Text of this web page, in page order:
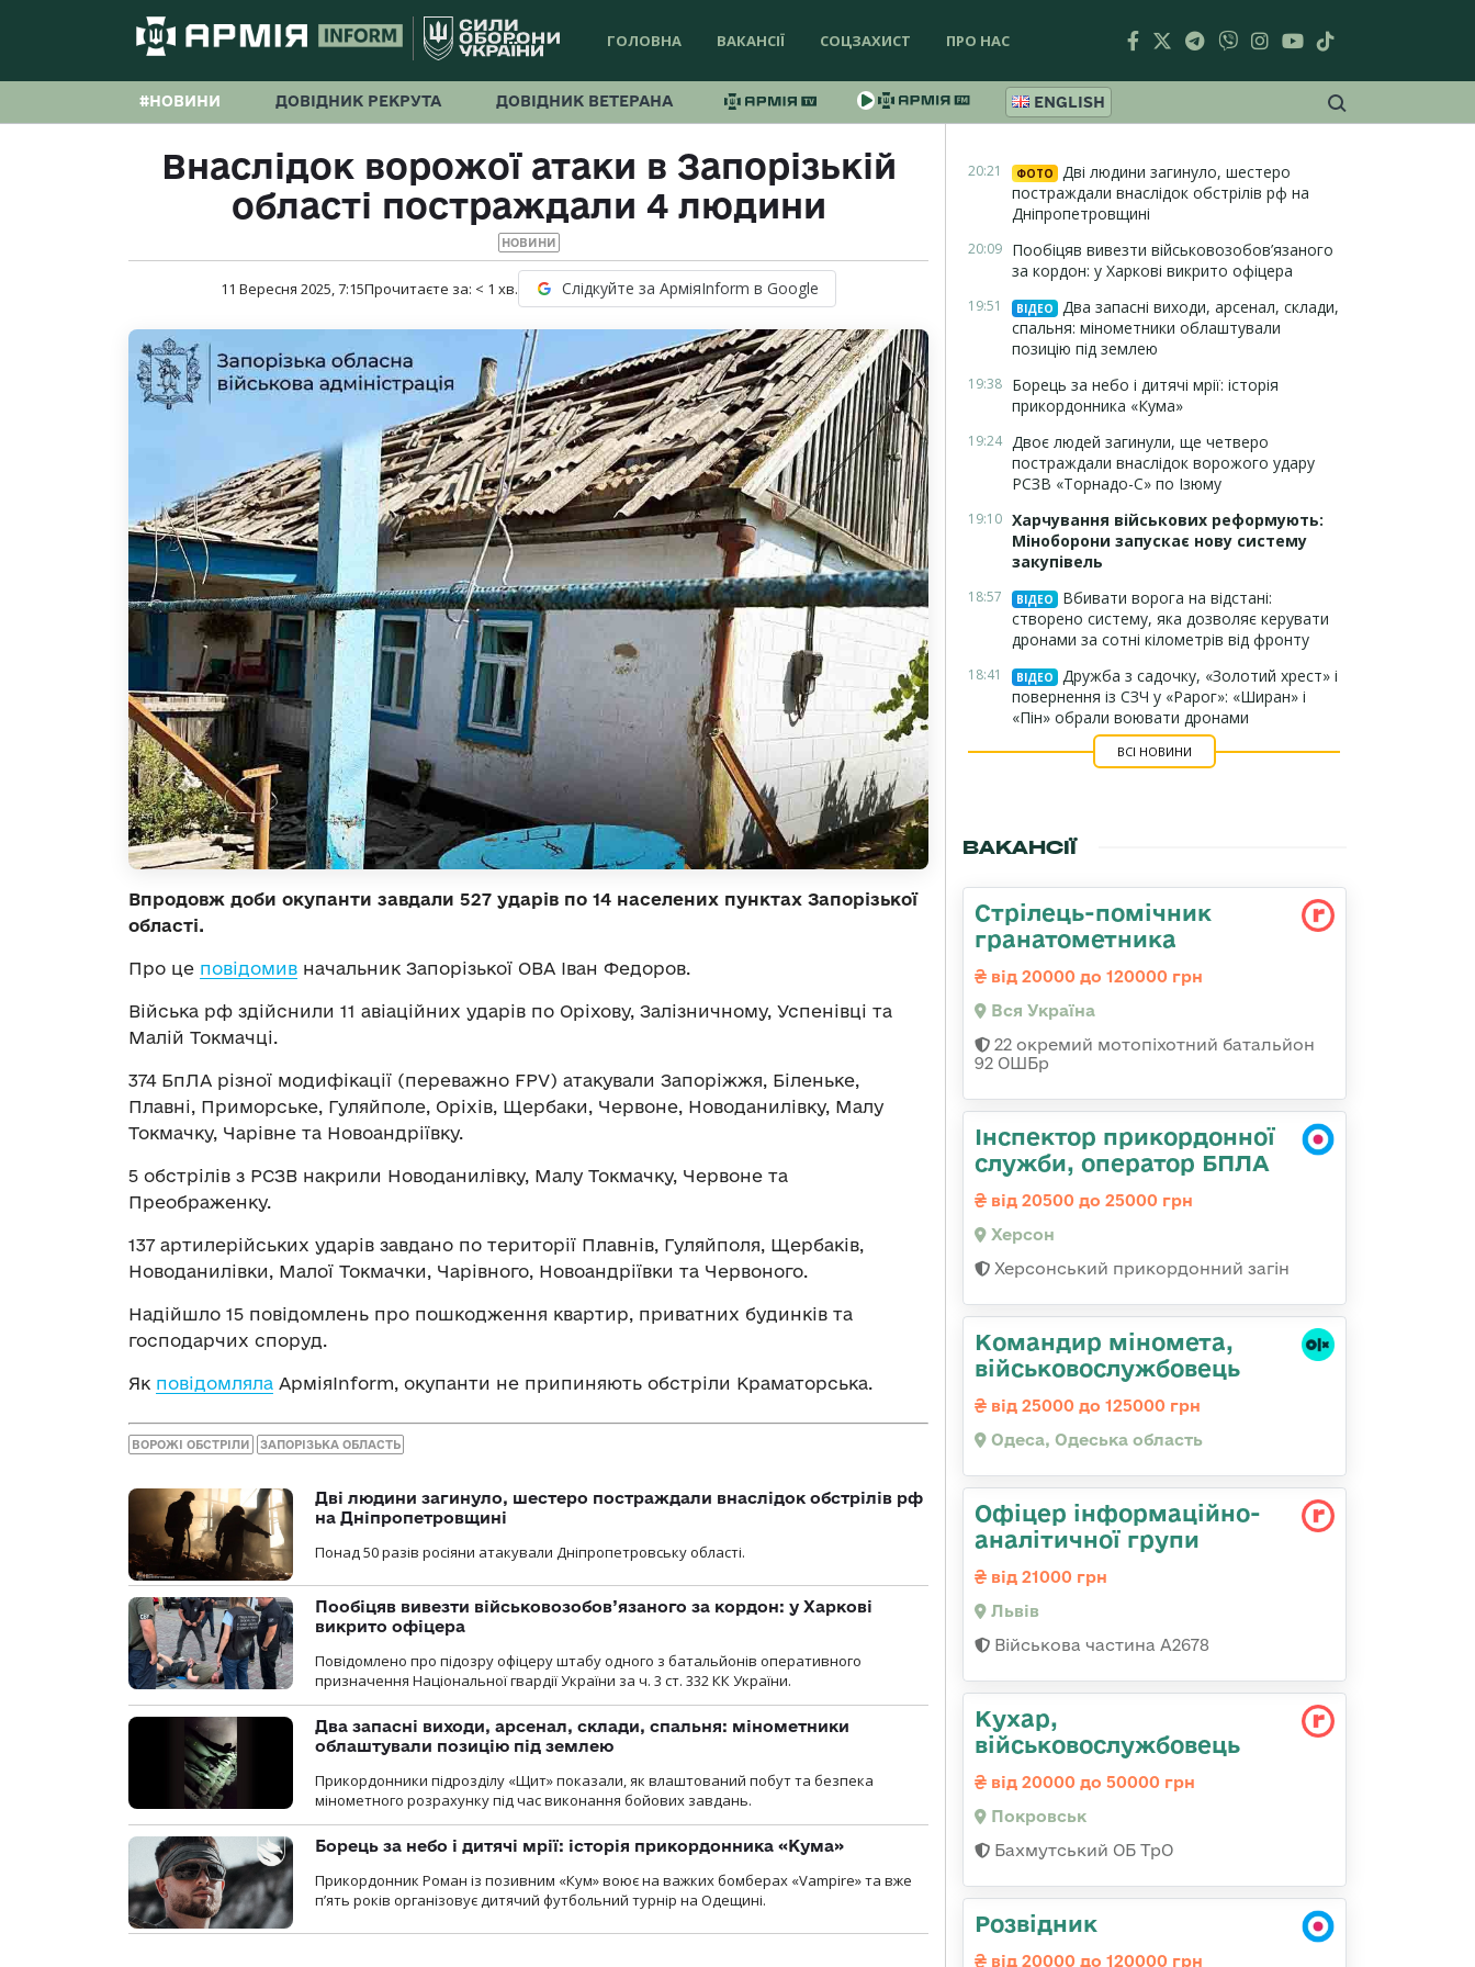
ГОЛОВНА ВАКАНСІЇ СОЦЗАХИСТ ПРО НАС
#НОВИНИ ДОВІДНИК РЕКРУТА ДОВІДНИК ВЕТЕРАНА ENGLISH
Внаслідок ворожої атаки в Запорізькій
області постраждали 4 людини
НОВИНИ
11 Вересня 2025, 7:15Прочитаєте за: < 1 хв. Слідкуйте за АрміяInform в Google
Впродовж доби окупанти завдали 527 ударів по 14 населених пунктах Запорізької
області.
Про це повідомив начальник Запорізької ОВА Іван Федоров.
Війська рф здійснили 11 авіаційних ударів по Оріхову, Залізничному, Успенівці та
Малій Токмачці.
374 БпЛА різної модифікації (переважно FPV) атакували Запоріжжя, Біленьке,
Плавні, Приморське, Гуляйполе, Оріхів, Щербаки, Червоне, Новоданилівку, Малу
Токмачку, Чарівне та Новоандріївку.
5 обстрілів з РСЗВ накрили Новоданилівку, Малу Токмачку, Червоне та
Преображенку.
137 артилерійських ударів завдано по території Плавнів, Гуляйполя, Щербаків,
Новоданилівки, Малої Токмачки, Чарівного, Новоандріївки та Червоного.
Надійшло 15 повідомлень про пошкодження квартир, приватних будинків та
господарчих споруд.
Як повідомляла АрміяInform, окупанти не припиняють обстріли Краматорська.
ВОРОЖІ ОБСТРІЛИ ЗАПОРІЗЬКА ОБЛАСТЬ
Дві людини загинуло, шестеро постраждали внаслідок обстрілів рф
на Дніпропетровщині
Понад 50 разів росіяни атакували Дніпропетровську області.
Пообіцяв вивезти військовозобов’язаного за кордон: у Харкові
викрито офіцера
Повідомлено про підозру офіцеру штабу одного з батальйонів оперативного
призначення Національної гвардії України за ч. 3 ст. 332 КК України.
Два запасні виходи, арсенал, склади, спальня: мінометники
облаштували позицію під землею
Прикордонники підрозділу «Щит» показали, як влаштований побут та безпека
мінометного розрахунку під час виконання бойових завдань.
Борець за небо і дитячі мрії: історія прикордонника «Кума»
Прикордонник Роман із позивним «Кум» воює на важких бомберах «Vampire» та вже
п’ять років організовує дитячий футбольний турнір на Одещині.
20:21 ФОТО
Дві людини загинуло, шестеро
постраждали внаслідок обстрілів рф на
Дніпропетровщині
20:09 Пообіцяв вивезти військовозобов’язаного
за кордон: у Харкові викрито офіцера
19:51 ВІДЕО
Два запасні виходи, арсенал, склади,
спальня: мінометники облаштували
позицію під землею
19:38 Борець за небо і дитячі мрії: історія
прикордонника «Кума»
19:24 Двоє людей загинули, ще четверо
постраждали внаслідок ворожого удару
РСЗВ «Торнадо-С» по Ізюму
19:10 Харчування військових реформують:
Міноборони запускає нову систему
закупівель
18:57 ВІДЕО
Вбивати ворога на відстані:
створено систему, яка дозволяє керувати
дронами за сотні кілометрів від фронту
18:41 ВІДЕО
Дружба з садочку, «Золотий хрест» і
повернення із СЗЧ у «Рарог»: «Ширан» і
«Пін» обрали воювати дронами
ВСІ НОВИНИ
ВАКАНСІЇ
Стрілець-помічник
гранатометника
від 20000 до 120000 грн
Вся Україна
22 окремий мотопіхотний батальйон
92 ОШБр
Інспектор прикордонної
служби, оператор БПЛА
від 20500 до 25000 грн
Херсон
Херсонський прикордонний загін
Командиp міномета,
військовослужбовець
від 25000 до 125000 грн
Одеса, Одеська область
Офіцер інформаційно-
аналітичної групи
від 21000 грн
Львів
Військова частина А2678
Кухар,
військовослужбовець
від 20000 до 50000 грн
Покровськ
Бахмутський ОБ ТрО
Розвідник
від 20000 до 120000 грн